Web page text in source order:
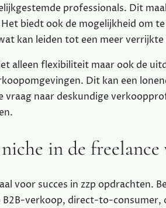
professionals. Dit
biedt ook de mogelijkheid om
kan leiden tot een meer
alleen flexibiliteit maar ook de
Dit kan een
vraag naar deskundige
in de
voor succes in zzp opdrachten.
verkoop, direct-to-consumer,